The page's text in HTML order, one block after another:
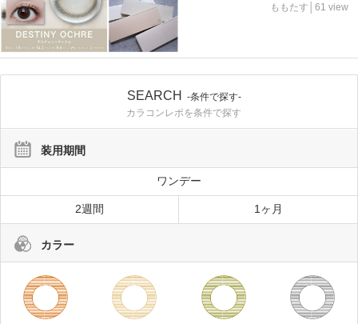
ももたす│61 view
SEARCH
-条件で探す-
カラコンレポを条件で探す
装用期間
ワンデー
2週間 1ヶ月
カラー